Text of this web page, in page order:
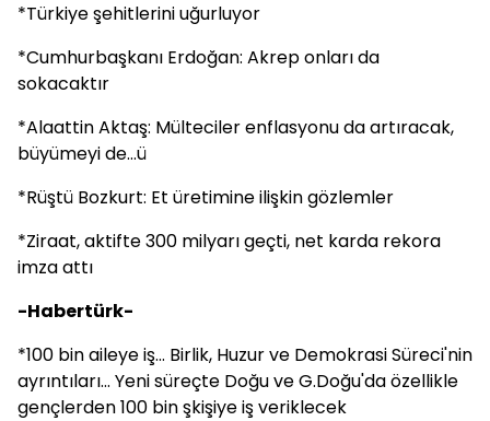
*Türkiye şehitlerini uğurluyor
*Cumhurbaşkanı Erdoğan: Akrep onları da
sokacaktır
*Alaattin Aktaş: Mülteciler enflasyonu da artıracak,
büyümeyi de...ü
*Rüştü Bozkurt: Et üretimine ilişkin gözlemler
*Ziraat, aktifte 300 milyarı geçti, net karda rekora
imza attı
-Habertürk-
*100 bin aileye iş... Birlik, Huzur ve Demokrasi Süreci'nin
ayrıntıları... Yeni süreçte Doğu ve G.Doğu'da özellikle
gençlerden 100 bin şkişiye iş veriklecek